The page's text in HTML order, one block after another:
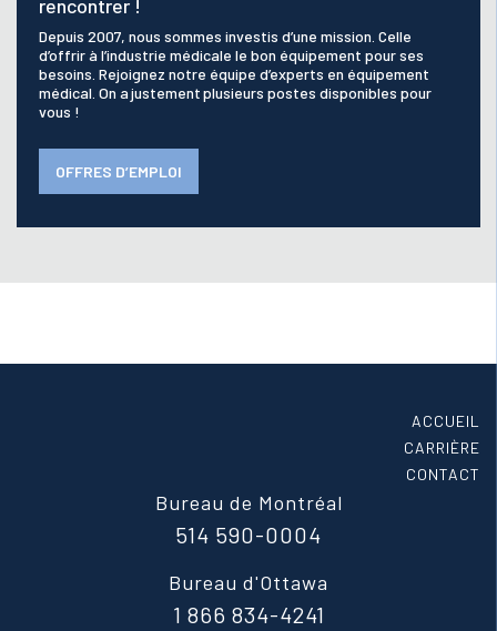
rencontrer !
Depuis 2007, nous sommes investis d’une mission. Celle
d’offrir à l’industrie médicale le bon équipement pour ses
besoins. Rejoignez notre équipe d’experts en équipement
médical. On a justement plusieurs postes disponibles pour
vous !
OFFRES D’EMPLOI
ACCUEIL
CARRIÈRE
CONTACT
Bureau de Montréal
514 590-0004
Bureau d'Ottawa
1 866 834-4241